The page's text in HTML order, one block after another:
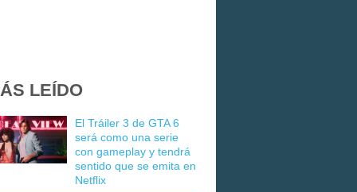
LEÍDO
El Tráiler 3 de GTA 6
será como una serie
con gameplay y tendrá
sentido que se emita en
Netflix